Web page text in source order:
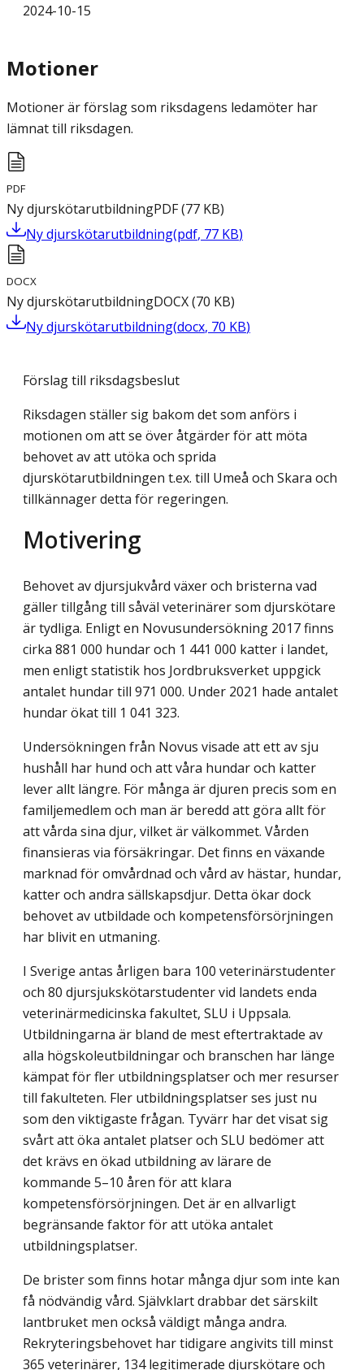
2024-10-15
Motioner
Motioner är förslag som riksdagens ledamöter har
lämnat till riksdagen.
PDF
Ny djurskötarutbildningPDF(77 KB)
Ny djurskötarutbildning(pdf, 77 KB)
DOCX
Ny djurskötarutbildningDOCX(70 KB)
Ny djurskötarutbildning(docx, 70 KB)
Förslag till riksdagsbeslut
Riksdagen ställer sig bakom det som anförs i
motionen om att se över åtgärder för att möta
behovet av att utöka och sprida
djurskötarutbildningen t.ex. till Umeå och Skara och
tillkännager detta för regeringen.
Motivering
Behovet av djursjukvård växer och bristerna vad
gäller tillgång till såväl veterinärer som djurskötare
är tydliga. Enligt en Novusundersökning 2017 finns
cirka 881 000 hundar och 1 441 000 katter i landet,
men enligt statistik hos Jordbruksverket uppgick
antalet hundar till 971 000. Under 2021 hade antalet
hundar ökat till 1 041 323.
Undersökningen från Novus visade att ett av sju
hushåll har hund och att våra hundar och katter
lever allt längre. För många är djuren precis som en
familjemedlem och man är beredd att göra allt för
att vårda sina djur, vilket är välkommet. Vården
finansieras via försäkringar. Det finns en växande
marknad för omvårdnad och vård av hästar, hundar,
katter och andra sällskapsdjur. Detta ökar dock
behovet av utbildade och kompetensförsörjningen
har blivit en utmaning.
I Sverige antas årligen bara 100 veterinärstudenter
och 80 djursjukskötarstudenter vid landets enda
veterinärmedicinska fakultet, SLU i Uppsala.
Utbildningarna är bland de mest eftertraktade av
alla högskoleutbildningar och branschen har länge
kämpat för fler utbildningsplatser och mer resurser
till fakulteten. Fler utbildningsplatser ses just nu
som den viktigaste frågan. Tyvärr har det visat sig
svårt att öka antalet platser och SLU bedömer att
det krävs en ökad utbildning av lärare de
kommande 5–10 åren för att klara
kompetensförsörjningen. Det är en allvarligt
begränsande faktor för att utöka antalet
utbildningsplatser.
De brister som finns hotar många djur som inte kan
få nödvändig vård. Självklart drabbar det särskilt
lantbruket men också väldigt många andra.
Rekryteringsbehovet har tidigare angivits till minst
365 veterinärer, 134 legitimerade djurskötare och